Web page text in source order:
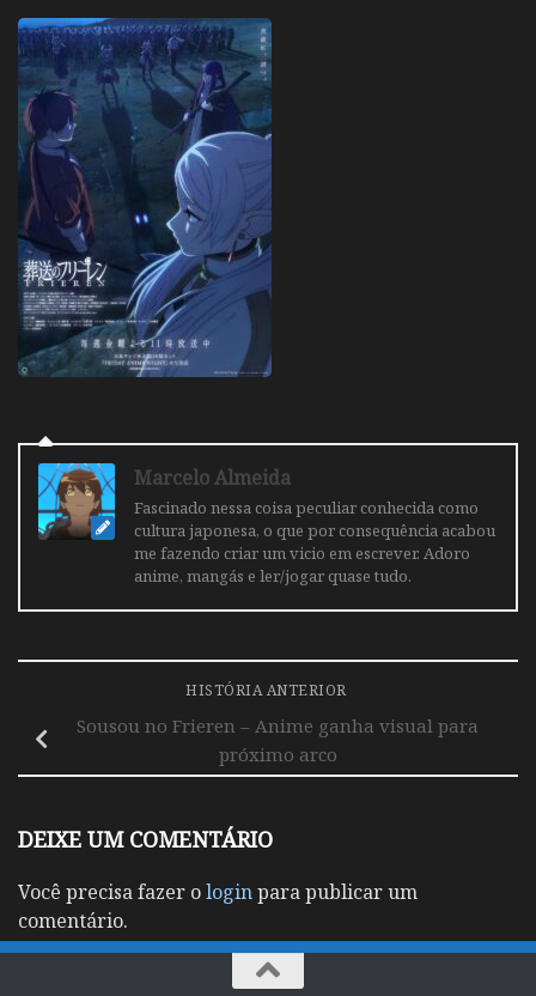
Marcelo Almeida
Fascinado nessa coisa peculiar conhecida como
cultura japonesa, o que por consequência acabou
me fazendo criar um vicio em escrever. Adoro
anime, mangás e ler/jogar quase tudo.
HISTÓRIA ANTERIOR
Sousou no Frieren – Anime ganha visual para
próximo arco
DEIXE UM COMENTÁRIO
Você precisa fazer ologinpara publicar um
comentário.